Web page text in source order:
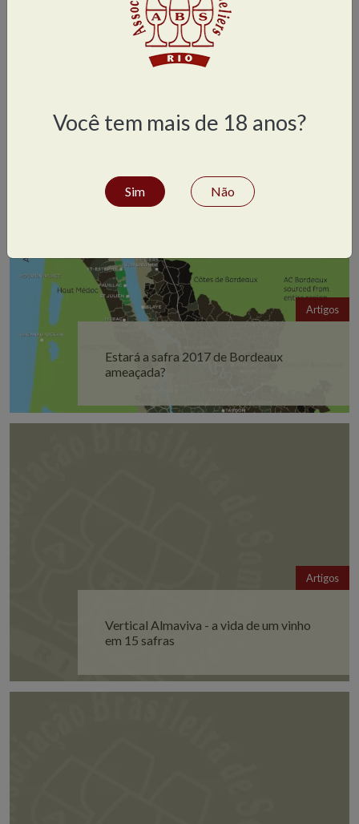
Artigos
Estará a safra 2017 de Bordeaux
ameaçada?
Artigos
Vertical Almaviva - a vida de um vinho
em 15 safras
Você tem mais de 18 anos?
Sim Não